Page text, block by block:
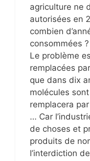
agriculture ne
autorisées en
combien
consommées ?
Le problème
remplacées
que dans dix
molécules
remplacera
… Car
de choses et
produits de
l’interdiction